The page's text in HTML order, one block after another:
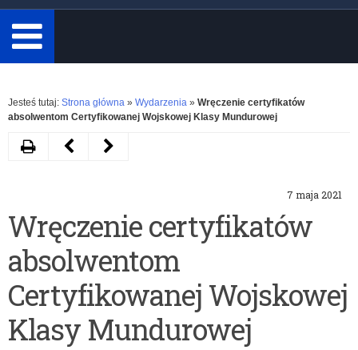
minimum
3
znaki.
Rozwiń
Jesteś tutaj: Strona główna » Wydarzenia » Wręczenie certyfikatów
absolwentom Certyfikowanej Wojskowej Klasy Mundurowej
7 maja 2021
Wręczenie certyfikatów
absolwentom
Certyfikowanej Wojskowej
Klasy Mundurowej
DrukujNastępny
terminu
przesyłania
prac
–
Sejm
Poprzedni
Program
„Aktywna
w
2021